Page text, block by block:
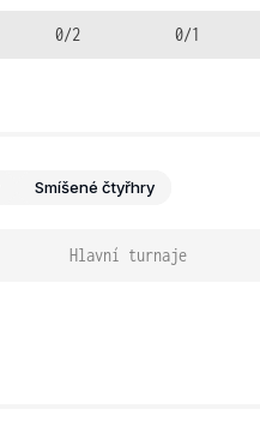
0/2 0/1
Smíšené čtyřhry
Hlavní turnaje